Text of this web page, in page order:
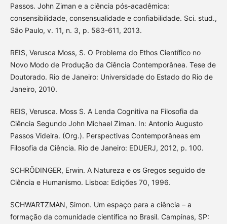
Passos. John Ziman e a ciência pós-acadêmica:
consensibilidade, consensualidade e confiabilidade. Sci. stud.,
São Paulo, v. 11, n. 3, p. 583-611, 2013.
REIS, Verusca Moss, S. O Problema do Ethos Científico no
Novo Modo de Produção da Ciência Contemporânea. Tese de
Doutorado. Rio de Janeiro: Universidade do Estado do Rio de
Janeiro, 2010.
REIS, Verusca. Moss S. A Lenda Cognitiva na Filosofia da
Ciência Segundo John Michael Ziman. In: Antonio Augusto
Passos Videira. (Org.). Perspectivas Contemporâneas em
Filosofia da Ciência. Rio de Janeiro: EDUERJ, 2012, p. 100.
SCHRÖDINGER, Erwin. A Natureza e os Gregos seguido de
Ciência e Humanismo. Lisboa: Edições 70, 1996.
SCHWARTZMAN, Simon. Um espaço para a ciência – a
formação da comunidade científica no Brasil. Campinas, SP: